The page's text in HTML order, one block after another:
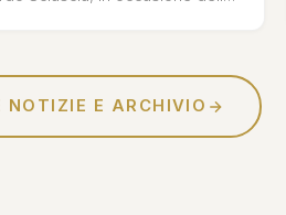
NOTIZIE E ARCHIVIO